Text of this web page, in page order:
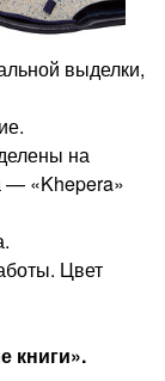
выделки,
на
— «Khepera»
Цвет
книги».